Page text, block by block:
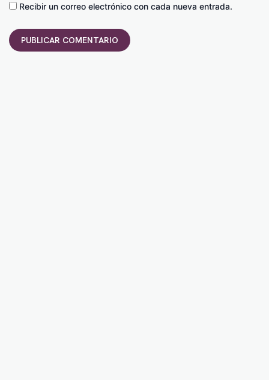
Recibir un correo electrónico con cada nueva entrada.